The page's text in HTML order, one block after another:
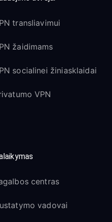
transliavimui
žaidimams
socialinei žiniasklaidai
VPN
centras
vadovai